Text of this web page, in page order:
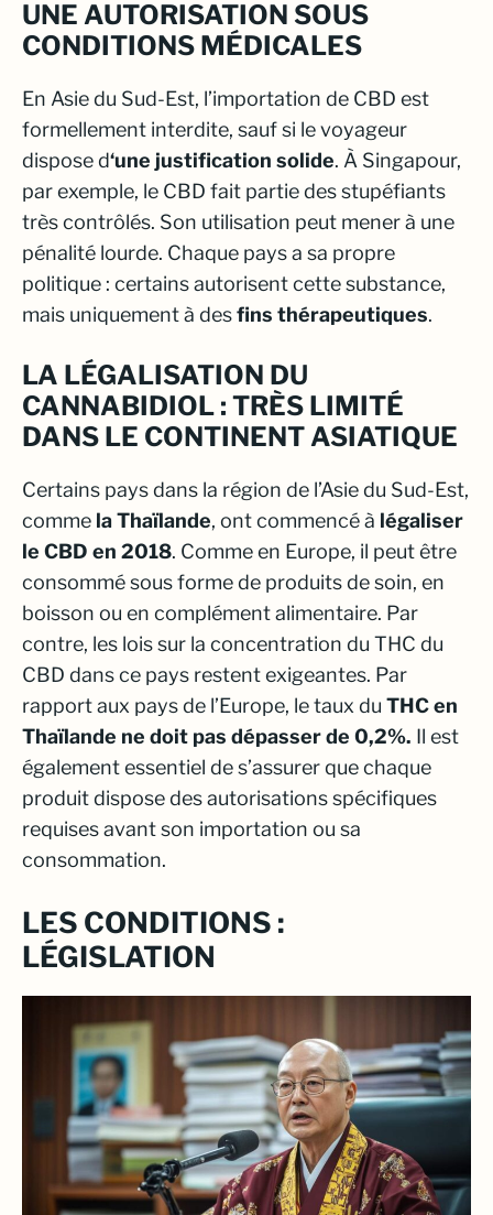
UNE AUTORISATION SOUS
CONDITIONS MÉDICALES
En Asie du Sud-Est, l’importation de CBD est
formellement interdite, sauf si le voyageur
dispose d‘une justification solide. À Singapour,
par exemple, le CBD fait partie des stupéfiants
très contrôlés. Son utilisation peut mener à une
pénalité lourde. Chaque pays a sa propre
politique : certains autorisent cette substance,
mais uniquement à desfins thérapeutiques.
LA LÉGALISATION DU
CANNABIDIOL : TRÈS LIMITÉ
DANS LE CONTINENT ASIATIQUE
Certains pays dans la région de l’Asie du Sud-Est,
comme la Thaïlande, ont commencé à légaliser
le CBD en 2018. Comme en Europe, il peut être
consommé sous forme de produits de soin, en
boisson ou en complément alimentaire. Par
contre, les lois sur la concentration du THC du
CBD dans ce pays restent exigeantes. Par
rapport aux pays de l’Europe, le taux du THC en
Thaïlande ne doit pas dépasser de 0,2%. Il est
également essentiel de s’assurer que chaque
produit dispose des autorisations spécifiques
requises avant son importation ou sa
consommation.
LES CONDITIONS :
LÉGISLATION